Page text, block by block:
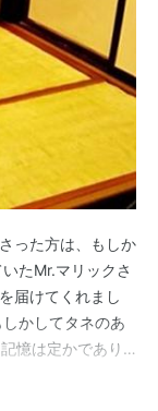
った方は、もしか
たMr.マリックさ
届けてくれまし
かしてタネのあ
憶は定かであり
てたのかもしれま